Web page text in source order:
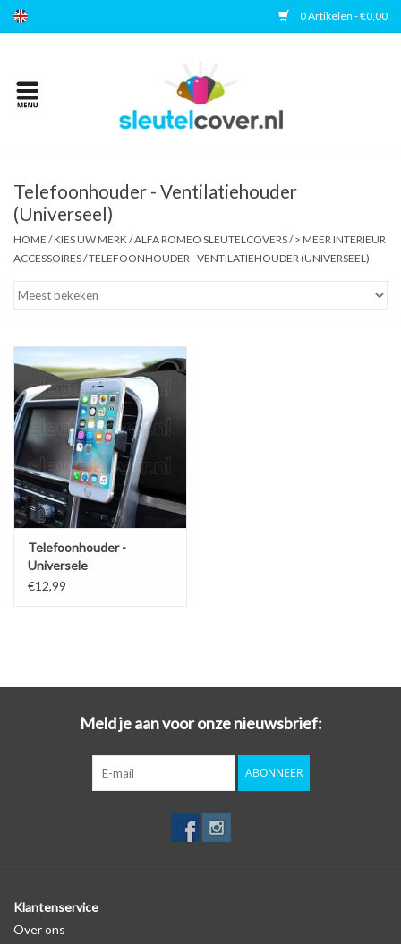
0 Artikelen - €0,00
Home
Accessoires
Veelgestelde vragen
Contact
Telefoonhouder - Ventilatiehouder
(Universeel)
HOME /KIES UW MERK /ALFA ROMEO SLEUTELCOVERS/> MEER INTERIEUR
ACCESSOIRES/TELEFOONHOUDER - VENTILATIEHOUDER (UNIVERSEEL)
Telefoonhouder -
Universele
ventilatiehouder
€12,99
Meld je aan voor onze nieuwsbrief:
ABONNEER
Klantenservice
Over ons